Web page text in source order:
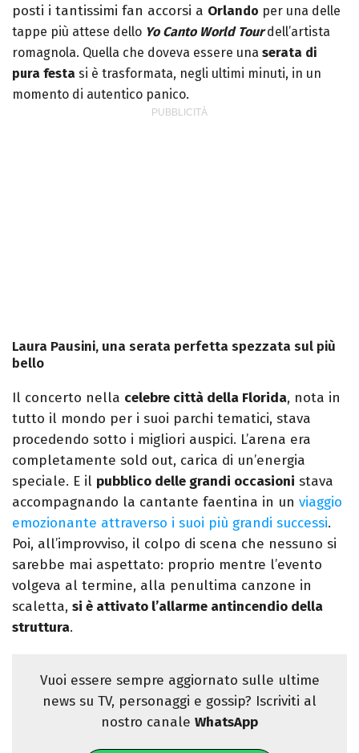
posti i tantissimi fan accorsi a Orlando per una delle
tappe più attese dello Yo Canto World Tourdell’artista
romagnola. Quella che doveva essere una serata di
pura festa si è trasformata, negli ultimi minuti, in un
momento di autentico panico.
Laura Pausini, una serata perfetta spezzata sul più
bello
Il concerto nella celebre città della Florida, nota in
tutto il mondo per i suoi parchi tematici, stava
procedendo sotto i migliori auspici. L’arena era
completamente sold out, carica di un’energia
speciale. E il pubblico delle grandi occasioni stava
accompagnando la cantante faentina in un viaggio
emozionante attraverso i suoi più grandi successi.
Poi, all’improvviso, il colpo di scena che nessuno si
sarebbe mai aspettato: proprio mentre l’evento
volgeva al termine, alla penultima canzone in
scaletta, si è attivato l’allarme antincendio della
struttura.
Vuoi essere sempre aggiornato sulle ultime
news su TV, personaggi e gossip? Iscriviti al
nostro canale WhatsApp